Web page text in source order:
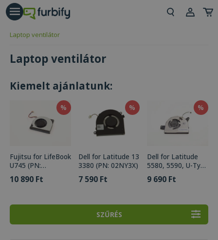
Laptop ventilátor
Laptop ventilátor
Kiemelt ajánlatunk:
%
Fujitsu for LifeBook
U745 (PN:
CP687040-XX)
10 890 Ft
%
Dell for Latitude 13
3380 (PN: 02NY3X)
7 590 Ft
%
Dell for Latitude
5580, 5590, U-Type
CPU (PN: 09VK27)
9 690 Ft
SZŰRÉS
gomb